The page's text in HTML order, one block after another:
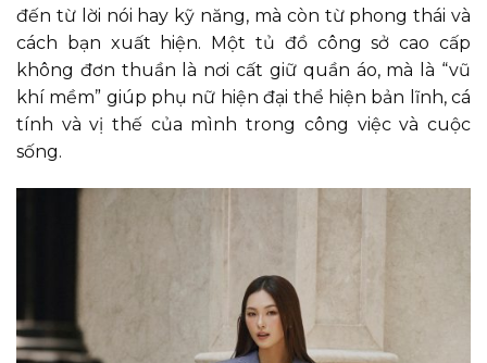
đến từ lời nói hay kỹ năng, mà còn từ phong thái và
cách bạn xuất hiện. Một tủ đồ công sở cao cấp
không đơn thuần là nơi cất giữ quần áo, mà là “vũ
khí mềm” giúp phụ nữ hiện đại thể hiện bản lĩnh, cá
tính và vị thế của mình trong công việc và cuộc
sống.